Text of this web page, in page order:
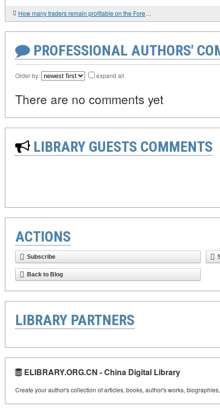
How many traders remain profitable on the Forex — the truth about profitable traders
PROFESSIONAL AUTHORS'
Order by: expand all
There are no comments yet
LIBRARY GUESTS COMMENTS
ACTIONS
Subscribe
Back to Blog
LIBRARY PARTNERS
ELIBRARY.ORG.CN - China Digital Library
Create your author's collection of articles, books, author's works,